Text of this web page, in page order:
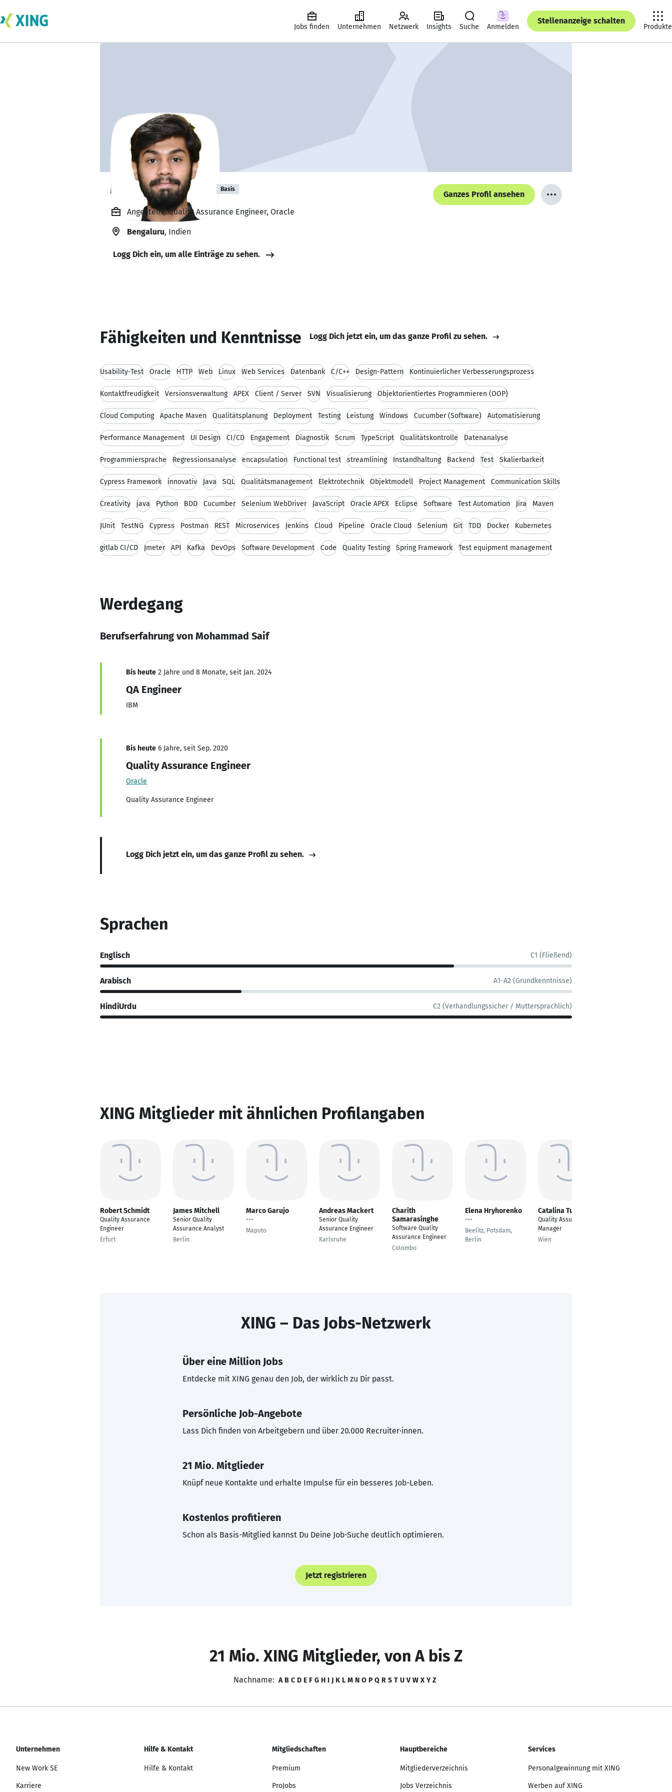
Jobs finden Unternehmen Netzwerk Insights Suche Anmelden
Stellenanzeige schalten
Produkte
Mohammad Saif Basis
Ganzes Profil ansehen
Angestellt, Quality Assurance Engineer, Oracle
Bengaluru, Indien
Logg Dich ein, um alle Einträge zu sehen.
Fähigkeiten und Kenntnisse Logg Dich jetzt ein, um das ganze Profil zu sehen.
Usability-Test Oracle HTTP Web Linux Web Services Datenbank C/C++ Design-Pattern Kontinuierlicher Verbesserungsprozess
Kontaktfreudigkeit Versionsverwaltung APEX Client / Server SVN Visualisierung Objektorientiertes Programmieren (OOP)
Cloud Computing Apache Maven Qualitätsplanung Deployment Testing Leistung Windows Cucumber (Software) Automatisierung
Performance Management UI Design CI/CD Engagement Diagnostik Scrum TypeScript Qualitätskontrolle Datenanalyse
Programmiersprache Regressionsanalyse encapsulation Functional test streamlining Instandhaltung Backend Test Skalierbarkeit
Cypress Framework innovativ Java SQL Qualitätsmanagement Elektrotechnik Objektmodell Project Management Communication Skills
Creativity java Python BDD Cucumber Selenium WebDriver JavaScript Oracle APEX Eclipse Software Test Automation Jira Maven
JUnit TestNG Cypress Postman REST Microservices Jenkins Cloud Pipeline Oracle Cloud Selenium Git TDD Docker Kubernetes
gitlab CI/CD Jmeter API Kafka DevOps Software Development Code Quality Testing Spring Framework Test equipment management
Werdegang
Berufserfahrung von Mohammad Saif
Bis heute 2 Jahre und 8 Monate, seit Jan. 2024
QA Engineer
IBM
Bis heute 6 Jahre, seit Sep. 2020
Quality Assurance Engineer
Oracle
Quality Assurance Engineer
Logg Dich jetzt ein, um das ganze Profil zu sehen.
Sprachen
Englisch C1 (Fließend)
Arabisch A1-A2 (Grundkenntnisse)
HindiUrdu C2 (Verhandlungssicher / Muttersprachlich)
XING Mitglieder mit ähnlichen Profilangaben
Robert Schmidt
Quality Assurance
Engineer
Erfurt
James Mitchell
Senior Quality
Assurance Analyst
Berlin
Marco Garujo
---
Maputo
Andreas Mackert
Senior Quality
Assurance Engineer
Karlsruhe
Charith
Samarasinghe
Software Quality
Assurance Engineer
Colombo
Elena Hryhorenko
---
Beelitz, Potsdam,
Berlin
Catalina Tudose
Quality Assurance
Manager
Wien
XING – Das Jobs-Netzwerk
Über eine Million Jobs
Entdecke mit XING genau den Job, der wirklich zu Dir passt.
Persönliche Job-Angebote
Lass Dich finden von Arbeitgebern und über 20.000 Recruiter·innen.
21 Mio. Mitglieder
Knüpf neue Kontakte und erhalte Impulse für ein besseres Job-Leben.
Kostenlos profitieren
Schon als Basis-Mitglied kannst Du Deine Job-Suche deutlich optimieren.
Jetzt registrieren
21 Mio. XING Mitglieder, von A bis Z
Nachname: A B C D E F G H I J K L M N O P Q R S T U V W X Y Z
Unternehmen
New Work SE
Karriere
Hilfe & Kontakt
Hilfe & Kontakt
Mitgliedschaften
Premium
ProJobs
Hauptbereiche
Mitgliederverzeichnis
Jobs Verzeichnis
Services
Personalgewinnung mit XING
Werben auf XING